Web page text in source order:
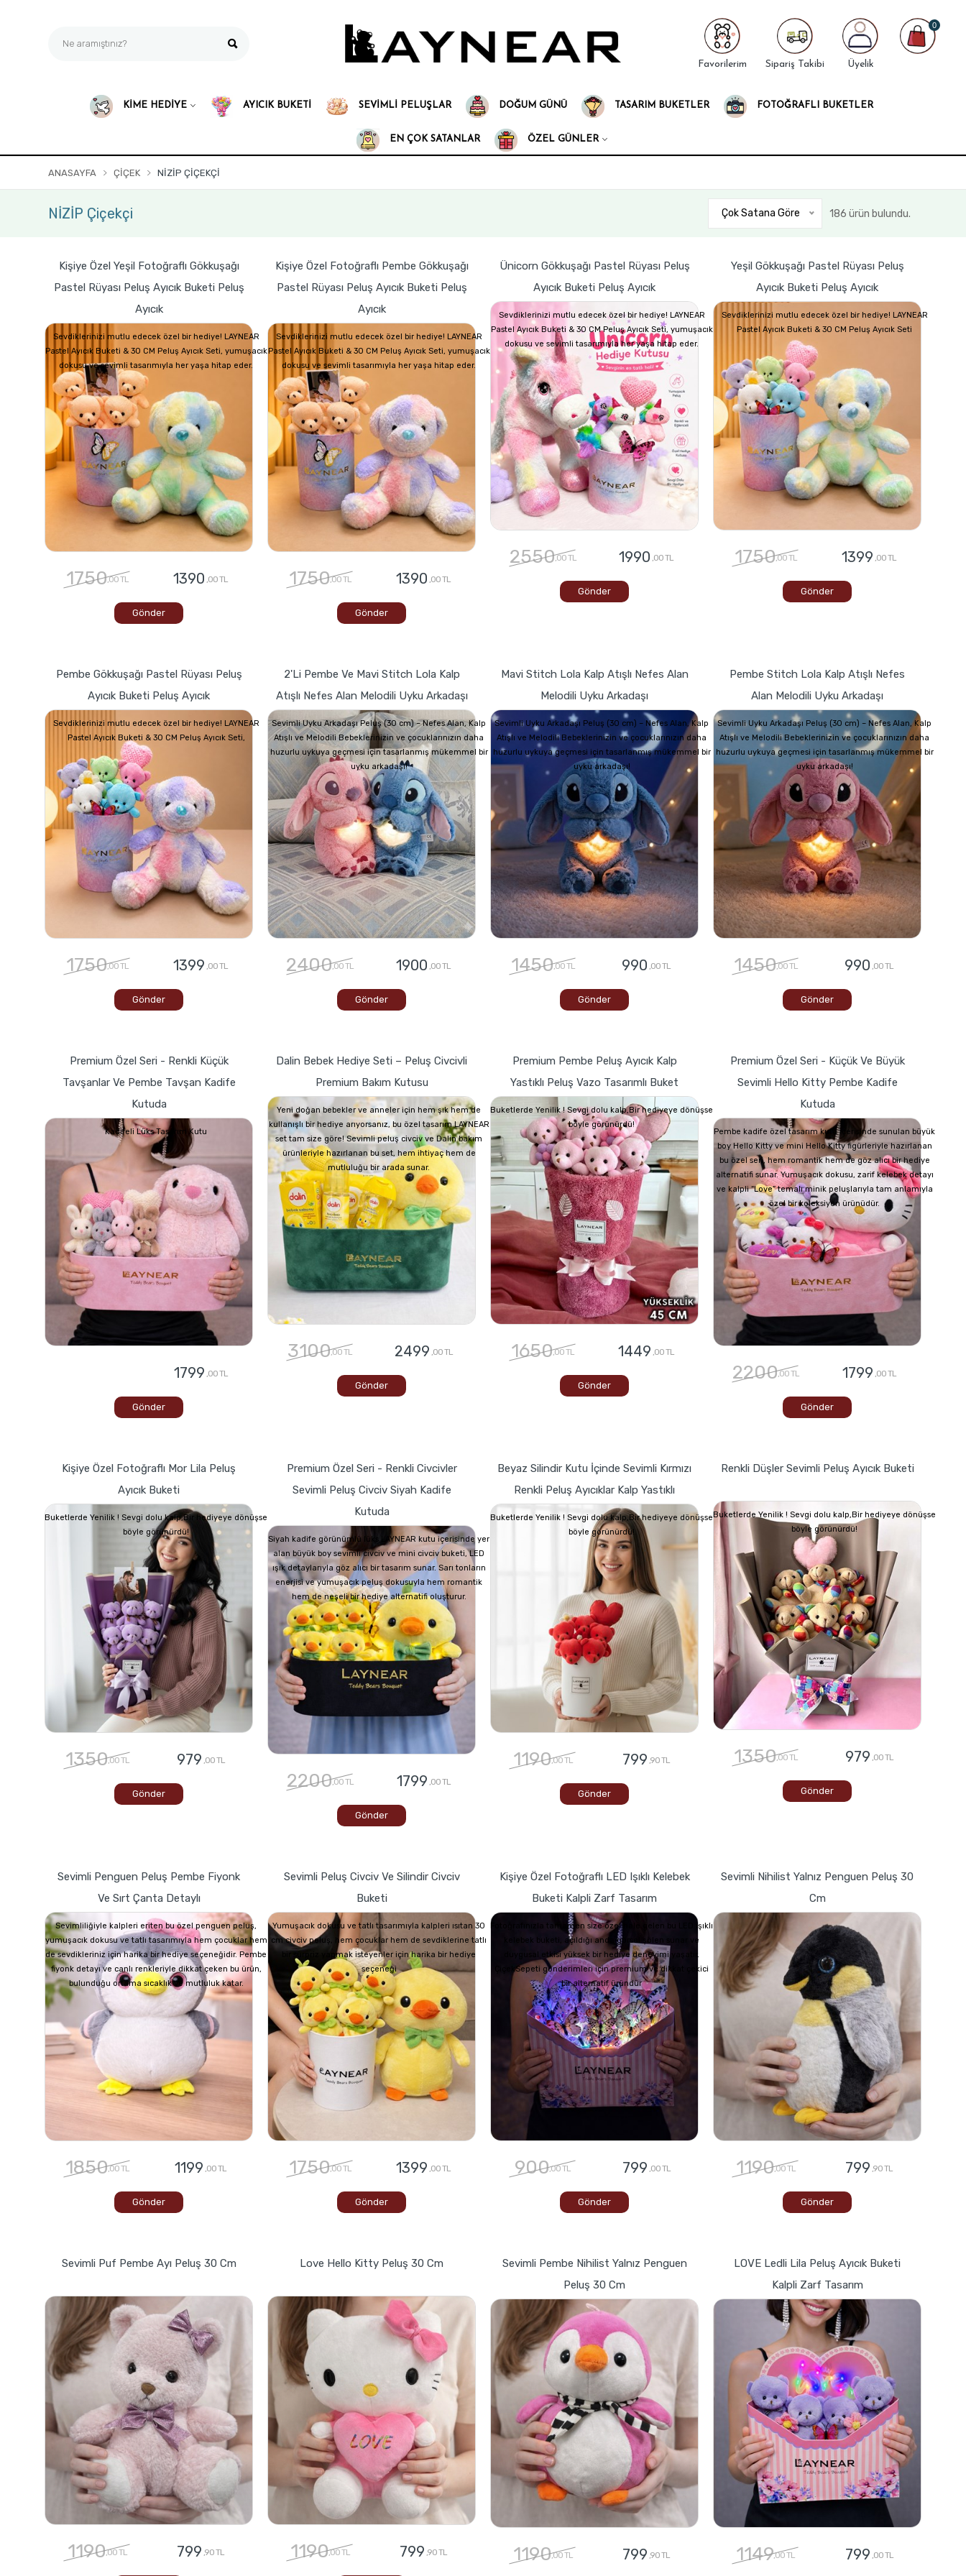
Favorilerim Sipariş Takibi Üyelik
0
KİME HEDİYE AYICIK BUKETİ SEVIMLI PELUŞLAR DOĞUM GÜNÜ TASARIM BUKETLER FOTOĞRAFLI BUKETLER
EN ÇOK SATANLAR ÖZEL GÜNLER
ANASAYFA ÇIÇEK NİZİP ÇIÇEKÇI
NİZİP Çiçekçi Çok Satana Göre 186 ürün bulundu.
Kişiye Özel Yeşil Fotoğraflı Gökkuşağı
Pastel Rüyası Peluş Ayıcık Buketi Peluş
Ayıcık
Sevdiklerinizi mutlu edecek özel bir hediye! LAYNEAR
Pastel Ayıcık Buketi & 30 CM Peluş Ayıcık Seti, yumuşacık
dokusu ve sevimli tasarımıyla her yaşa hitap eder.
1750,00 TL 1390 ,00 TL
Gönder
Kişiye Özel Fotoğraflı Pembe Gökkuşağı
Pastel Rüyası Peluş Ayıcık Buketi Peluş
Ayıcık
Sevdiklerinizi mutlu edecek özel bir hediye! LAYNEAR
Pastel Ayıcık Buketi & 30 CM Peluş Ayıcık Seti, yumuşacık
dokusu ve sevimli tasarımıyla her yaşa hitap eder.
1750,00 TL 1390 ,00 TL
Gönder
Ünicorn Gökkuşağı Pastel Rüyası Peluş
Ayıcık Buketi Peluş Ayıcık
Sevdiklerinizi mutlu edecek özel bir hediye! LAYNEAR
Pastel Ayıcık Buketi & 30 CM Peluş Ayıcık Seti, yumuşacık
dokusu ve sevimli tasarımıyla her yaşa hitap eder.
2550,00 TL 1990 ,00 TL
Gönder
Yeşil Gökkuşağı Pastel Rüyası Peluş
Ayıcık Buketi Peluş Ayıcık
Sevdiklerinizi mutlu edecek özel bir hediye! LAYNEAR
Pastel Ayıcık Buketi & 30 CM Peluş Ayıcık Seti
1750,00 TL 1399 ,00 TL
Gönder
Pembe Gökkuşağı Pastel Rüyası Peluş
Ayıcık Buketi Peluş Ayıcık
Sevdiklerinizi mutlu edecek özel bir hediye! LAYNEAR
Pastel Ayıcık Buketi & 30 CM Peluş Ayıcık Seti,
1750,00 TL 1399 ,00 TL
Gönder
2'li Pembe Ve Mavi Stitch Lola Kalp
Atışlı Nefes Alan Melodili Uyku Arkadaşı
Sevimli Uyku Arkadaşı Peluş (30 cm) – Nefes Alan, Kalp
Atışlı ve Melodili Bebeklerinizin ve çocuklarınızın daha
huzurlu uykuya geçmesi için tasarlanmış mükemmel bir
uyku arkadaşı!
2400,00 TL 1900 ,00 TL
Gönder
Mavi Stitch Lola Kalp Atışlı Nefes Alan
Melodili Uyku Arkadaşı
Sevimli Uyku Arkadaşı Peluş (30 cm) – Nefes Alan, Kalp
Atışlı ve Melodili Bebeklerinizin ve çocuklarınızın daha
huzurlu uykuya geçmesi için tasarlanmış mükemmel bir
uyku arkadaşı!
1450,00 TL 990 ,00 TL
Gönder
Pembe Stitch Lola Kalp Atışlı Nefes
Alan Melodili Uyku Arkadaşı
Sevimli Uyku Arkadaşı Peluş (30 cm) – Nefes Alan, Kalp
Atışlı ve Melodili Bebeklerinizin ve çocuklarınızın daha
huzurlu uykuya geçmesi için tasarlanmış mükemmel bir
uyku arkadaşı!
1450,00 TL 990 ,00 TL
Gönder
Premium Özel Seri - Renkli Küçük
Tavşanlar Ve Pembe Tavşan Kadife
Kutuda
Kadifeli Lüks Tasarım Kutu
1799 ,00 TL
Gönder
Dalin Bebek Hediye Seti – Peluş Civcivli
Premium Bakım Kutusu
Yeni doğan bebekler ve anneler için hem şık hem de
kullanışlı bir hediye arıyorsanız, bu özel tasarım LAYNEAR
set tam size göre! Sevimli peluş civciv ve Dalin bakım
ürünleriyle hazırlanan bu set, hem ihtiyaç hem de
mutluluğu bir arada sunar.
3100,00 TL 2499 ,00 TL
Gönder
Premium Pembe Peluş Ayıcık Kalp
Yastıklı Peluş Vazo Tasarımlı Buket
Buketlerde Yenilik ! Sevgi dolu kalp,Bir hediyeye dönüşse
böyle görünürdü!
1650,00 TL 1449 ,00 TL
Gönder
Premium Özel Seri - Küçük Ve Büyük
Sevimli Hello Kitty Pembe Kadife
Kutuda
Pembe kadife özel tasarım kutu içerisinde sunulan büyük
boy Hello Kitty ve mini Hello Kitty figürleriyle hazırlanan
bu özel seri, hem romantik hem de göz alıcı bir hediye
alternatifi sunar. Yumuşacık dokusu, zarif kelebek detayı
ve kalpli “Love” temalı minik peluşlarıyla tam anlamıyla
özel bir koleksiyon ürünüdür.
2200,00 TL 1799 ,00 TL
Gönder
Kişiye Özel Fotoğraflı Mor Lila Peluş
Ayıcık Buketi
Buketlerde Yenilik ! Sevgi dolu kalp,Bir hediyeye dönüşse
böyle görünürdü!
1350,00 TL 979 ,00 TL
Gönder
Premium Özel Seri - Renkli Civcivler
Sevimli Peluş Civciv Siyah Kadife
Kutuda
Siyah kadife görünümlü lüks LAYNEAR kutu içerisinde yer
alan büyük boy sevimli civciv ve mini civciv buketi, LED
ışık detaylarıyla göz alıcı bir tasarım sunar. Sarı tonların
enerjisi ve yumuşacık peluş dokusuyla hem romantik
hem de neşeli bir hediye alternatifi oluşturur.
2200,00 TL 1799 ,00 TL
Gönder
Beyaz Silindir Kutu İçinde Sevimli Kırmızı
Renkli Peluş Ayıcıklar Kalp Yastıklı
Buketlerde Yenilik ! Sevgi dolu kalp,Bir hediyeye dönüşse
böyle görünürdü!
1190,00 TL 799 ,90 TL
Gönder
Renkli Düşler Sevimli Peluş Ayıcık Buketi
Buketlerde Yenilik ! Sevgi dolu kalp,Bir hediyeye dönüşse
böyle görünürdü!
1350,00 TL 979 ,00 TL
Gönder
Sevimli Penguen Peluş Pembe Fiyonk
Ve Sırt Çanta Detaylı
Sevimliliğiyle kalpleri eriten bu özel penguen peluş,
yumuşacık dokusu ve tatlı tasarımıyla hem çocuklar hem
de sevdikleriniz için harika bir hediye seçeneğidir. Pembe
fiyonk detayı ve canlı renkleriyle dikkat çeken bu ürün,
bulunduğu ortama sıcaklık ve mutluluk katar.
1850,00 TL 1199 ,00 TL
Gönder
Sevimli Peluş Civciv Ve Silindir Civciv
Buketi
Yumuşacık dokusu ve tatlı tasarımıyla kalpleri ısıtan 30
cm civciv peluş, hem çocuklar hem de sevdiklerine tatlı
bir sürpriz yapmak isteyenler için harika bir hediye
seçeneği
1750,00 TL 1399 ,00 TL
Gönder
Kişiye Özel Fotoğraflı LED Işıklı Kelebek
Buketi Kalpli Zarf Tasarım
Fotoğrafınızla tamamen size özel hale gelen bu LED ışıklı
kelebek buketi, açıldığı anda görsel şölen sunar ve
duygusal etkisi yüksek bir hediye deneyimi yaşatır.
ÇiçekSepeti gönderimleri için premium ve dikkat çekici
bir alternatif üründür
900,00 TL 799 ,00 TL
Gönder
Sevimli Nihilist Yalnız Penguen Peluş 30
Cm
1190,00 TL 799 ,90 TL
Gönder
Sevimli Puf Pembe Ayı Peluş 30 Cm
1190,00 TL 799 ,90 TL
Love Hello Kitty Peluş 30 Cm
1190,00 TL 799 ,90 TL
Sevimli Pembe Nihilist Yalnız Penguen
Peluş 30 Cm
1190,00 TL 799 ,90 TL
LOVE Ledli Lila Peluş Ayıcık Buketi
Kalpli Zarf Tasarım
1149,00 TL 799 ,00 TL